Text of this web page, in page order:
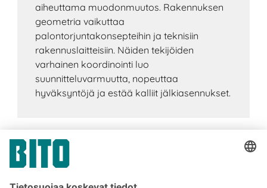
aiheuttama muodonmuutos. Rakennuksen
geometria vaikuttaa
palontorjuntakonsepteihin ja teknisiin
rakennuslaitteisiin. Näiden tekijöiden
varhainen koordinointi luo
suunnitteluvarmuutta, nopeuttaa
hyväksyntöjä ja estää kalliit jälkiasennukset.